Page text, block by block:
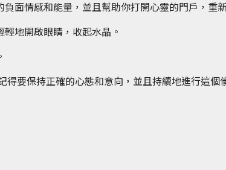
面情感和能量，並且幫助你打開心靈的門戶，重
地開啟眼睛，收起水晶。
要保持正確的心態和意向，並且持續地進行這個